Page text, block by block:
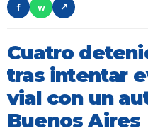
f
w ↗
Cuatro
tras intentar
vial con un
Buenos Aires